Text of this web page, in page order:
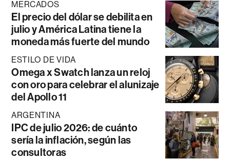
MERCADOS
El precio del dólar se debilita en
julio y América Latina tiene la
moneda más fuerte del mundo
ESTILO DE VIDA
Omega x Swatch lanza un reloj
con oro para celebrar el alunizaje
del Apollo 11
ARGENTINA
IPC de julio 2026: de cuánto
sería la inflación, según las
consultoras